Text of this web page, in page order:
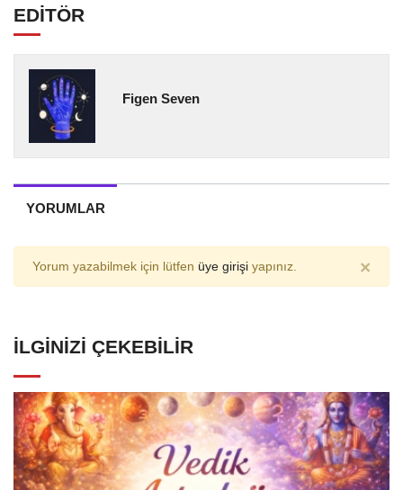
EDİTÖR
Figen Seven
YORUMLAR
Yorum yazabilmek için lütfen üye girişi yapınız. ×
İLGINIZI ÇEKEBILIR